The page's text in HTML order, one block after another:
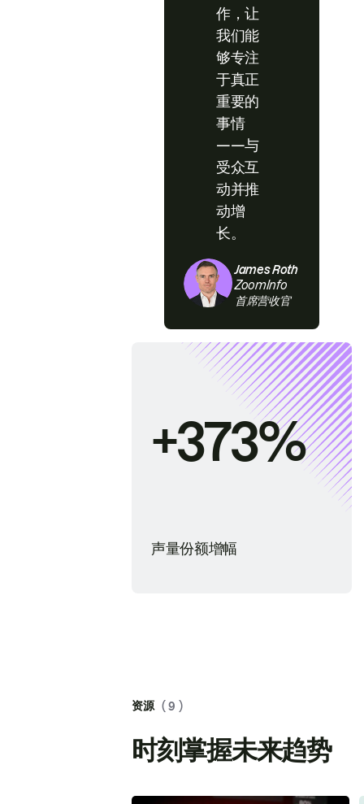
作，让
我们能
够专注
于真正
重要的
事情
——与
受众互
动并推
动增
长。
James Roth
ZoomInfo
首席营收官
+373%
声量份额增幅
资源 ( 9 )
时刻掌握未来趋势